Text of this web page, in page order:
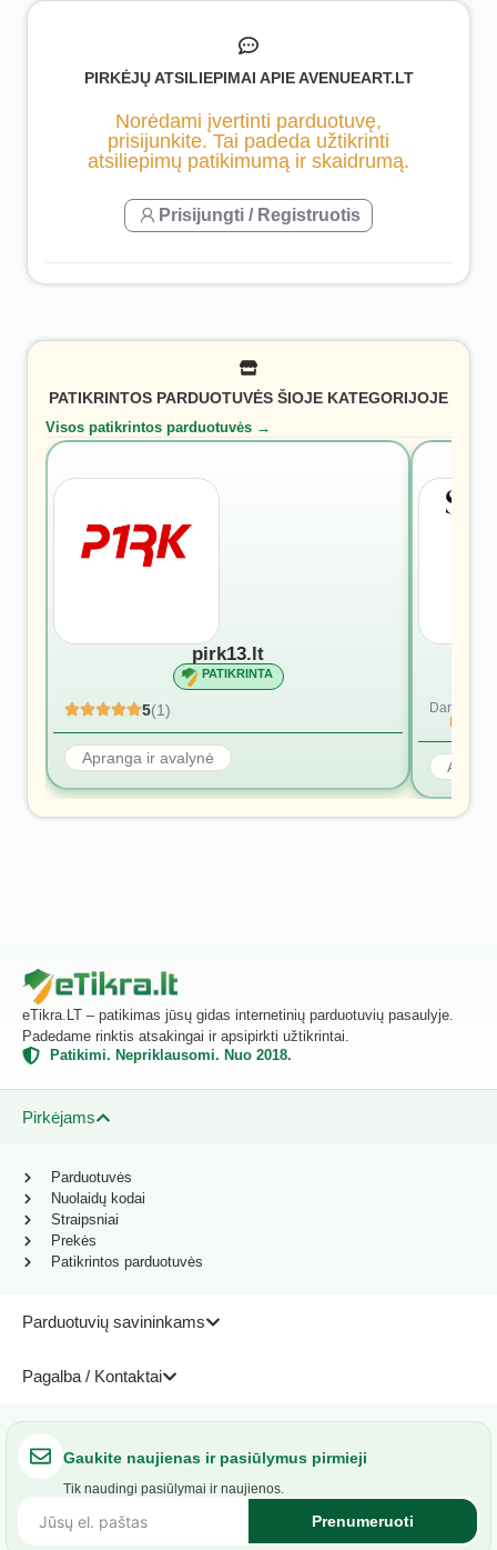
PIRKĖJŲ ATSILIEPIMAI APIE AVENUEART.LT
Norėdami įvertinti parduotuvę,
prisijunkite. Tai padeda užtikrinti
atsiliepimų patikimumą ir skaidrumą.
Prisijungti / Registruotis
PATIKRINTOS PARDUOTUVĖS ŠIOJE KATEGORIJOJE
Visos patikrintos parduotuvės →
pirk13.lt
PATIKRINTA
5(1)
Apranga ir avalynė
Dar nėra
eTikra.LT – patikimas jūsų gidas internetinių parduotuvių pasaulyje.
Padedame rinktis atsakingai ir apsipirkti užtikrintai.
Patikimi. Nepriklausomi. Nuo 2018.
Pirkėjams
Parduotuvių savininkams
Pagalba / Kontaktai
Parduotuvės
Nuolaidų kodai
Straipsniai
Prekės
Patikrintos parduotuvės
Gaukite naujienas ir pasiūlymus pirmieji
Tik naudingi pasiūlymai ir naujienos.
Prenumeruoti